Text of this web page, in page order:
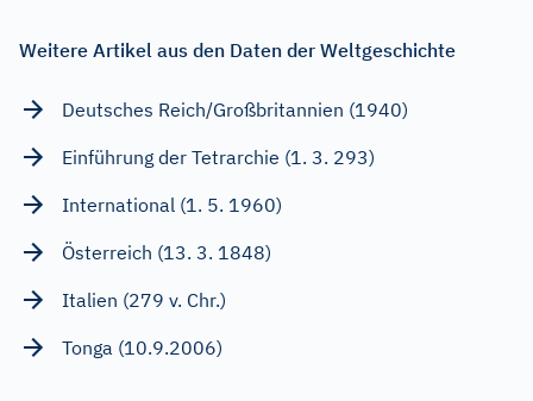
Weitere Artikel aus den Daten der Weltgeschichte
Deutsches Reich/Großbritannien (1940)
Einführung der Tetrarchie (1. 3. 293)
International (1. 5. 1960)
Österreich (13. 3. 1848)
Italien (279 v. Chr.)
Tonga (10.9.2006)